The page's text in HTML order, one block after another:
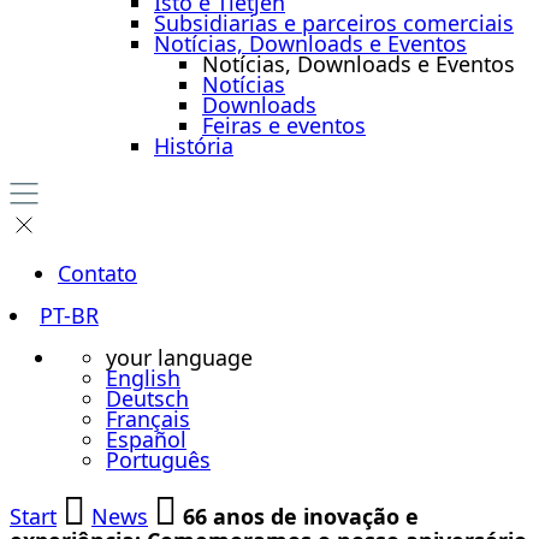
Subsidiarias e parceiros comerciais
Notícias, Downloads e Eventos
Notícias, Downloads e Eventos
Notícias
Downloads
Feiras e eventos
História
Contato
PT-BR
your language
English
Deutsch
Français
Español
Português
Start
News
66 anos de inovação e